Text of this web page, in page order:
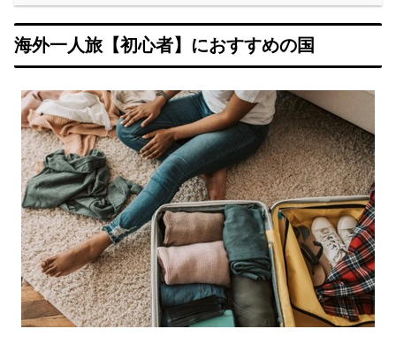
海外一人旅【初心者】におすすめの国